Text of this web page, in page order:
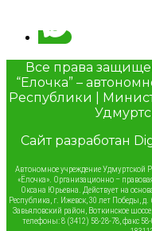
Все права
“Елочка” –
Республики |
Сайт разработан
Автономное учреждение Удмуртской
«Ёлочка». Организационно –
Оксана Юрьевна. Действует на
Республика, г. Ижевск, 30 лет Победы,
Завьяловский район, Воткинское
телефоны: 8 (3412) 58-28-78, факс